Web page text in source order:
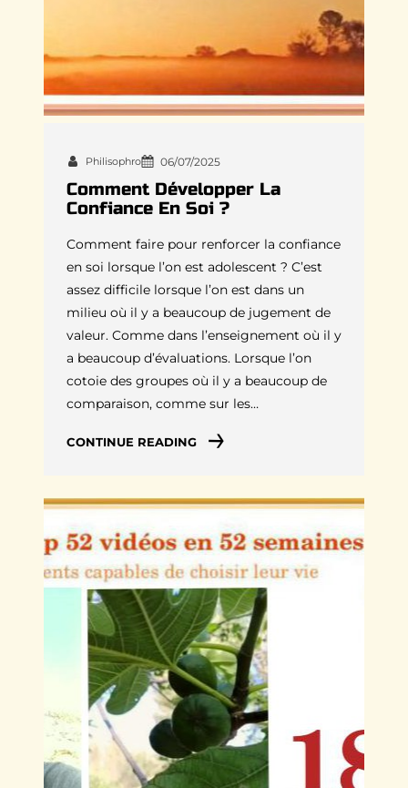
Philisophro 06/07/2025
Comment Développer La
Confiance En Soi ?
Comment faire pour renforcer la confiance
en soi lorsque l’on est adolescent ? C’est
assez difficile lorsque l’on est dans un
milieu où il y a beaucoup de jugement de
valeur. Comme dans l’enseignement où il y
a beaucoup d’évaluations. Lorsque l’on
cotoie des groupes où il y a beaucoup de
comparaison, comme sur les…
CONTINUE READING